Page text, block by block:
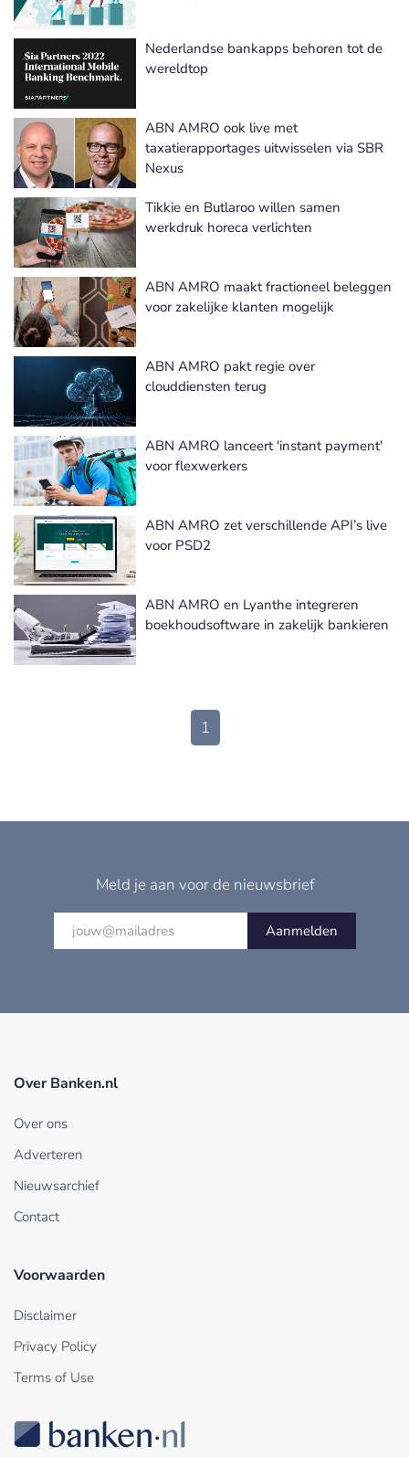
Nederlandse bankapps behoren tot de
wereldtop
ABN AMRO ook live met
taxatierapportages uitwisselen via SBR
Nexus
Tikkie en Butlaroo willen samen
werkdruk horeca verlichten
ABN AMRO maakt fractioneel beleggen
voor zakelijke klanten mogelijk
ABN AMRO pakt regie over
clouddiensten terug
ABN AMRO lanceert 'instant payment'
voor flexwerkers
ABN AMRO zet verschillende API’s live
voor PSD2
ABN AMRO en Lyanthe integreren
boekhoudsoftware in zakelijk bankieren
1
Meld je aan voor de nieuwsbrief
Aanmelden
Over Banken.nl
Over ons
Adverteren
Nieuwsarchief
Contact
Voorwaarden
Disclaimer
Privacy Policy
Terms of Use